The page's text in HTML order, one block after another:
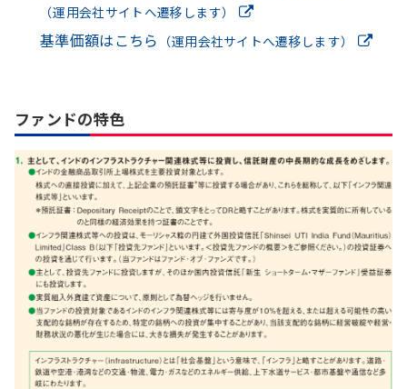
（運用会社サイトへ遷移します）
基準価額はこちら （運用会社サイトへ遷移します）
ファンドの特色